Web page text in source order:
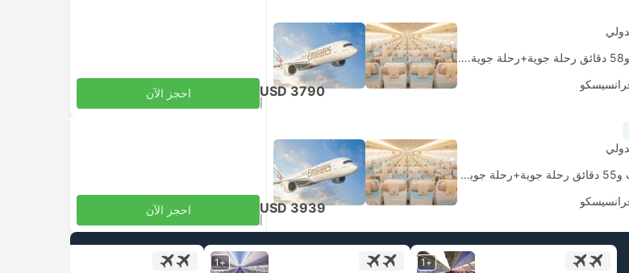
1 يوم و١ ساعة و‫58 دقائق رحلة جوية+رحلة جوية.الاتصال الذاتي
USD 3790 احجز الآن
1 يوم و٣ ساعات و‫55 دقائق رحلة جوية+رحلة جوية. الاتصال الذاتي
USD 3939 احجز الآن
+1
+1